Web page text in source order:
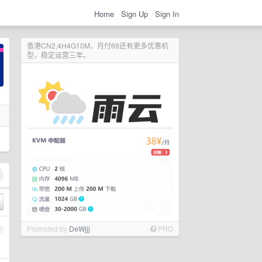
Home Sign Up Sign In
香港CN2,4H4G10M，月付69还有更多优惠机
型，稳定运营三年。
Promoted by DeWjjj PRO